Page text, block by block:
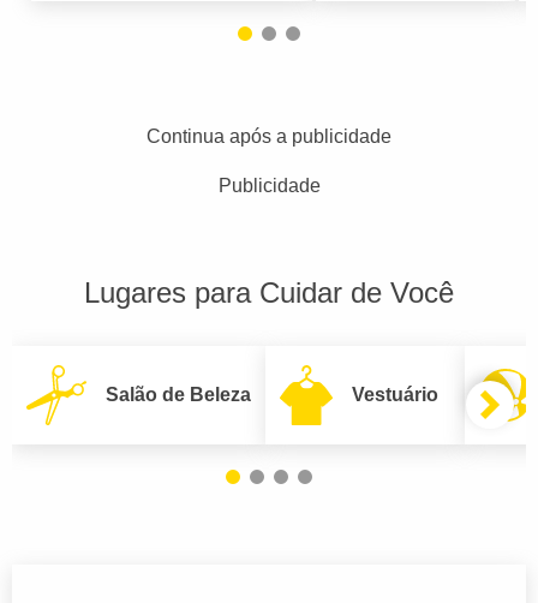
Continua após a publicidade
Publicidade
Lugares para Cuidar de Você
Salão de Beleza Vestuário